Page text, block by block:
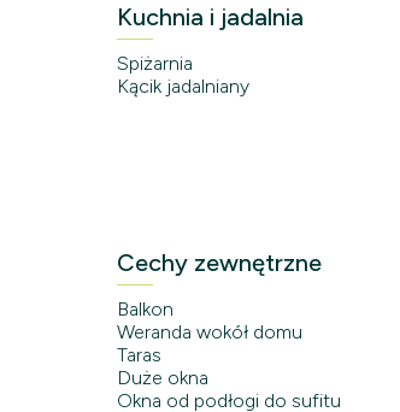
Kuchnia i jadalnia
Spiżarnia
Kącik jadalniany
Cechy zewnętrzne
Balkon
Weranda wokół domu
Taras
Duże okna
Okna od podłogi do sufitu